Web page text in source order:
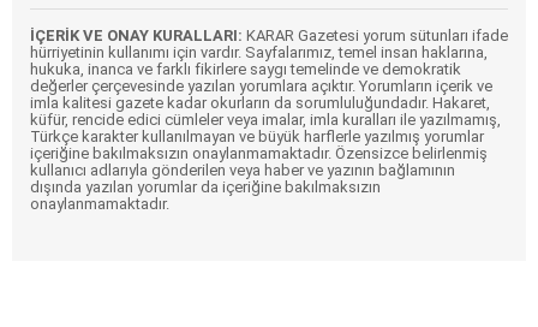
İÇERİK VE ONAY KURALLARI: KARAR Gazetesi yorum sütunları ifade
hürriyetinin kullanımı için vardır. Sayfalarımız, temel insan haklarına,
hukuka, inanca ve farklı fikirlere saygı temelinde ve demokratik
değerler çerçevesinde yazılan yorumlara açıktır. Yorumların içerik ve
imla kalitesi gazete kadar okurların da sorumluluğundadır. Hakaret,
küfür, rencide edici cümleler veya imalar, imla kuralları ile yazılmamış,
Türkçe karakter kullanılmayan ve büyük harflerle yazılmış yorumlar
içeriğine bakılmaksızın onaylanmamaktadır. Özensizce belirlenmiş
kullanıcı adlarıyla gönderilen veya haber ve yazının bağlamının
dışında yazılan yorumlar da içeriğine bakılmaksızın
onaylanmamaktadır.